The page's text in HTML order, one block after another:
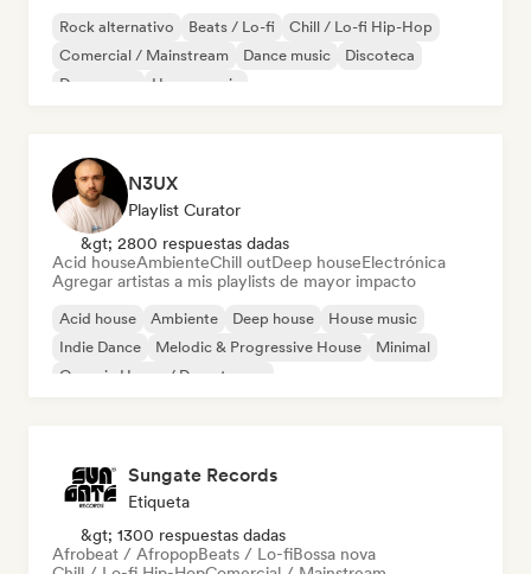
Rock alternativo Beats / Lo-fi
Chill / Lo-fi Hip-Hop
Comercial / Mainstream
Dance music
Discoteca
Dream pop
House music
N3UX
Playlist Curator
&gt; 2800 respuestas dadas
Acid houseAmbienteChill outDeep houseElectrónica
Agregar artistas a mis playlists de mayor impacto
Acid house Ambiente Deep house
House music
Indie Dance
Melodic & Progressive House
Minimal
Organic House / Downtempo
Sungate Records
Etiqueta
&gt; 1300 respuestas dadas
Afrobeat / AfropopBeats / Lo-fiBossa nova